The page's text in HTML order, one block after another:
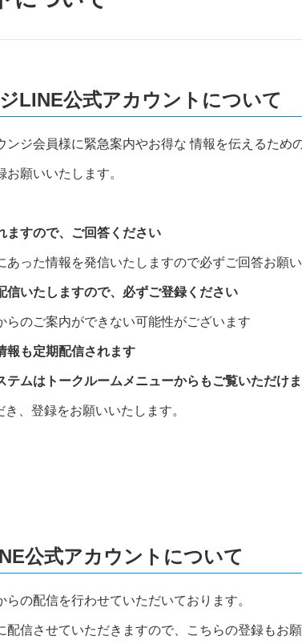
LINE公式アカウントについて
ンジ会員様に緊急案内やお得な 情報を伝えるため
願いいたします。
ますので、ご回答ください
った情報を発信いたしますので必ずご回答お願
信いたしますので、必ずご登録ください
のご案内ができない可能性がございます
報も定期配信されます
テムはトークルームメニューからもご覧いただけ
、登録をお願いいたします。
公式アカウントについて
の配信を行わせていただいております。
配信させていただきますので、こちらの登録もお